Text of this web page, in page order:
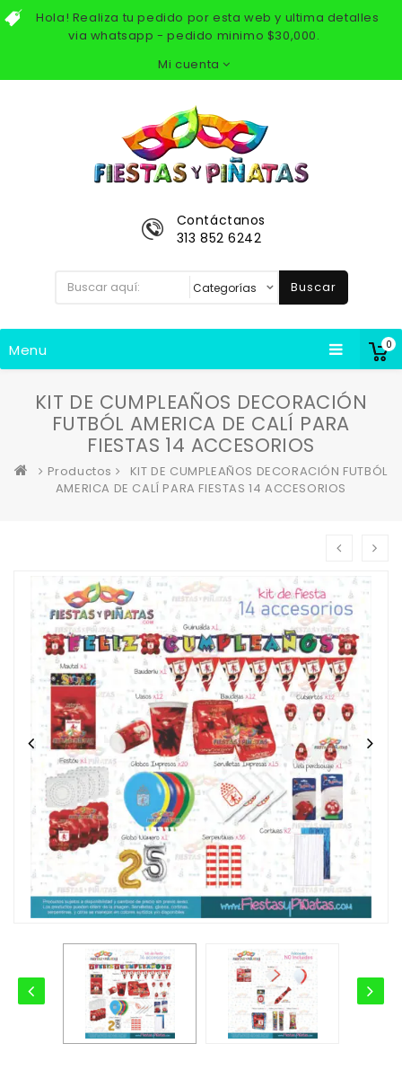
Hola! Realiza tu pedido por esta web y ultima detalles
via whatsapp - pedido minimo $30,000.
Mi cuenta
0
Contáctanos
313 852 6242
Buscar
Menu
KIT DE CUMPLEAÑOS DECORACIÓN
FUTBÓL AMERICA DE CALÍ PARA
FIESTAS 14 ACCESORIOS
Productos
KIT DE CUMPLEAÑOS DECORACIÓN FUTBÓL
AMERICA DE CALÍ PARA FIESTAS 14 ACCESORIOS